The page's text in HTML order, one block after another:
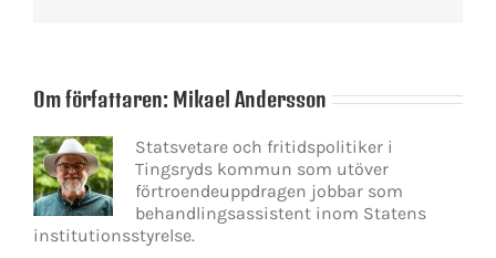
Om författaren: Mikael Andersson
Statsvetare och fritidspolitiker i
Tingsryds kommun som utöver
förtroendeuppdragen jobbar som
behandlingsassistent inom Statens
institutionsstyrelse.